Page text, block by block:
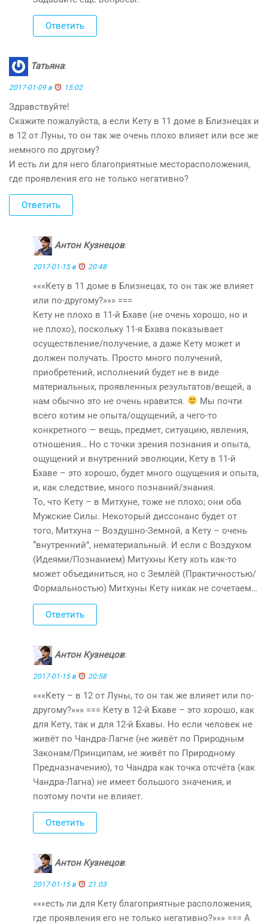
Ответить
Татьяна:
2017-01-09 в 15:02
Здравствуйте!
Скажите пожалуйста, а если Кету в 11 доме в Близнецах и
в 12 от Луны, то он так же очень плохо влияет или все же
немного по другому?
И есть ли для него благоприятные месторасположения,
где проявления его не только негативно?
Ответить
Антон Кузнецов:
2017-01-15 в 20:48
«««Кету в 11 доме в Близнецах, то он так же влияет
или по-другому?»»» ===
Кету не плохо в 11-й Бхаве (не очень хорошо, но и
не плохо), поскольку 11-я Бхава показывает
осуществление/получение, а даже Кету может и
должен получать. Просто много получений,
приобретений, исполнений будет не в виде
материальных, проявленных результатов/вещей, а
нам обычно это не очень нравится.
Мы почти
всего хотим не опыта/ощущений, а чего-то
конкретного — вещь, предмет, ситуацию, явления,
отношения… Но с точки зрения познания и опыта,
ощущений и внутренний эволюции, Кету в 11-й
Бхаве – это хорошо, будет много ощущения и опыта,
и, как следствие, много познаний/знания.
То, что Кету – в Митхуне, тоже не плохо; они оба
Мужские Силы. Некоторый диссонанс будет от
того, Митхуна – Воздушно-Земной, а Кету – очень
“внутренний”, нематериальный. И если с Воздухом
(Идеями/Познанием) Митухны Кету хоть как-то
может объединиться, но с Землёй (Практичностью/
Формальностью) Митхуны Кету никак не сочетаем…
Ответить
Антон Кузнецов:
2017-01-15 в 20:58
«««Кету – в 12 от Луны, то он так же влияет или по-
другому?»»» === Кету в 12-й Бхаве – это хорошо, как
для Кету, так и для 12-й Бхавы. Но если человек не
живёт по Чандра-Лагне (не живёт по Природным
Законам/Принципам, не живёт по Природному
Предназначению), то Чандра как точка отсчёта (как
Чандра-Лагна) не имеет большого значения, и
поэтому почти не влияет.
Ответить
Антон Кузнецов:
2017-01-15 в 21:03
«««есть ли для Кету благоприятные расположения,
где проявления его не только негативно?»»» === А